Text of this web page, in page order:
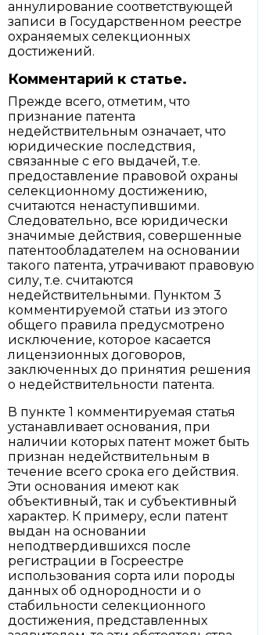
аннулирование соответствующей
записи в Государственном реестре
охраняемых селекционных
достижений.
Комментарий к статье.
Прежде всего, отметим, что
признание патента
недействительным означает, что
юридические последствия,
связанные с его выдачей, т.е.
предоставление правовой охраны
селекционному достижению,
считаются ненаступившими.
Следовательно, все юридически
значимые действия, совершенные
патентообладателем на основании
такого патента, утрачивают правовую
силу, т.е. считаются
недействительными. Пунктом 3
комментируемой статьи из этого
общего правила предусмотрено
исключение, которое касается
лицензионных договоров,
заключенных до принятия решения
о недействительности патента.
В пункте 1 комментируемая статья
устанавливает основания, при
наличии которых патент может быть
признан недействительным в
течение всего срока его действия.
Эти основания имеют как
объективный, так и субъективный
характер. К примеру, если патент
выдан на основании
неподтвердившихся после
регистрации в Госреестре
использования сорта или породы
данных об однородности и о
стабильности селекционного
достижения, представленных